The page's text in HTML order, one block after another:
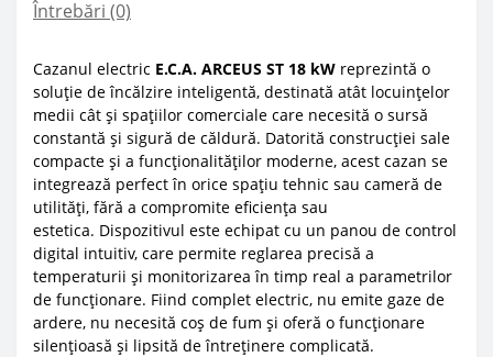
Întrebări (0)
Cazanul electric E.C.A. ARCEUS ST 18 kW reprezintă o
soluție de încălzire inteligentă, destinată atât locuințelor
medii cât și spațiilor comerciale care necesită o sursă
constantă și sigură de căldură. Datorită construcției sale
compacte și a funcționalităților moderne, acest cazan se
integrează perfect în orice spațiu tehnic sau cameră de
utilități, fără a compromite eficiența sau
estetica. Dispozitivul este echipat cu un panou de control
digital intuitiv, care permite reglarea precisă a
temperaturii și monitorizarea în timp real a parametrilor
de funcționare. Fiind complet electric, nu emite gaze de
ardere, nu necesită coș de fum și oferă o funcționare
silențioasă și lipsită de întreținere complicată.